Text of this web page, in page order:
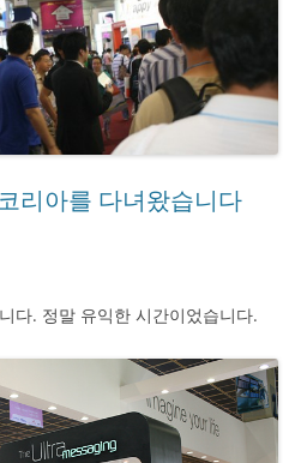
리아를 다녀왔습니다
다. 정말 유익한 시간이었습니다.